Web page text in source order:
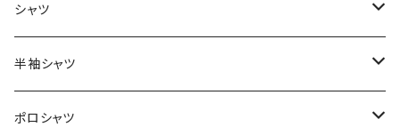
～44/S
46/M
48/L
シャツ
～44/S
46/M
半袖シャツ
～44/S
ポロシャツ